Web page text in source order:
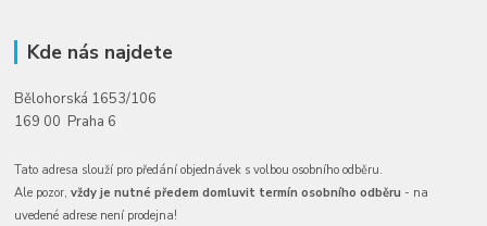
Kde nás najdete
Bělohorská 1653/106
169 00 Praha 6
Tato adresa slouží pro předání objednávek s volbou osobního odběru.
Ale pozor,vždy je nutné předem domluvit termín osobního odběru - na
uvedené adrese není prodejna!